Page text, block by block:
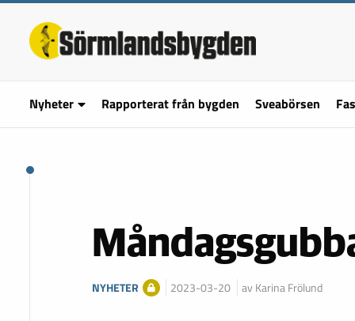
Nyheter Rapporterat från bygden Sveabörsen
NYHETER 2023-03-20 av Karina Frölund